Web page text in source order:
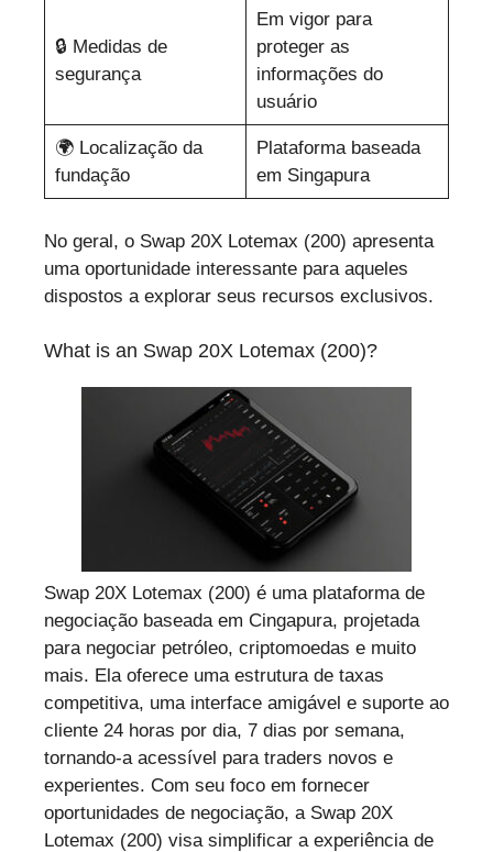
🔒 Medidas de
segurança
Em vigor para
proteger as
informações do
usuário
🌍 Localização da
fundação
Plataforma baseada
em Singapura
No geral, o Swap 20X Lotemax (200) apresenta
uma oportunidade interessante para aqueles
dispostos a explorar seus recursos exclusivos.
What is an Swap 20X Lotemax (200)?
Swap 20X Lotemax (200) é uma plataforma de
negociação baseada em Cingapura, projetada
para negociar petróleo, criptomoedas e muito
mais. Ela oferece uma estrutura de taxas
competitiva, uma interface amigável e suporte ao
cliente 24 horas por dia, 7 dias por semana,
tornando-a acessível para traders novos e
experientes. Com seu foco em fornecer
oportunidades de negociação, a Swap 20X
Lotemax (200) visa simplificar a experiência de